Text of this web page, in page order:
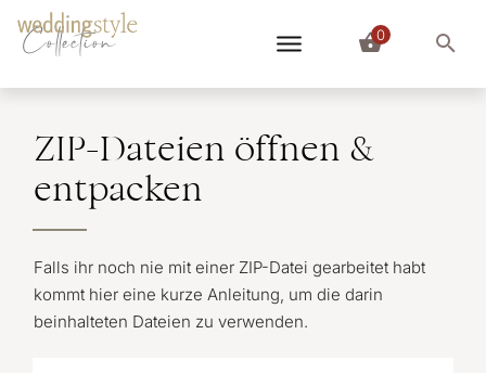
Collection 0
ZIP-Dateien öffnen &
entpacken
Falls ihr noch nie mit einer ZIP-Datei gearbeitet habt
kommt hier eine kurze Anleitung, um die darin
beinhalteten Dateien zu verwenden.